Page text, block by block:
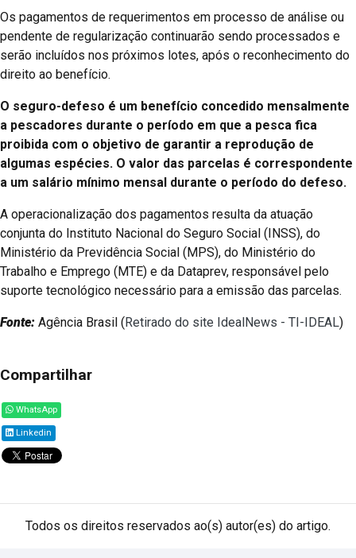
Os pagamentos de requerimentos em processo de análise ou
pendente de regularização continuarão sendo processados e
serão incluídos nos próximos lotes, após o reconhecimento do
direito ao benefício.
O seguro-defeso é um benefício concedido mensalmente
a pescadores durante o período em que a pesca fica
proibida com o objetivo de garantir a reprodução de
algumas espécies. O valor das parcelas é correspondente
a um salário mínimo mensal durante o período do defeso.
A operacionalização dos pagamentos resulta da atuação
conjunta do Instituto Nacional do Seguro Social (INSS), do
Ministério da Previdência Social (MPS), do Ministério do
Trabalho e Emprego (MTE) e da Dataprev, responsável pelo
suporte tecnológico necessário para a emissão das parcelas.
Fonte: Agência Brasil (Retirado do site IdealNews - TI-IDEAL)
Compartilhar
WhatsApp
Linkedin
Todos os direitos reservados ao(s) autor(es) do artigo.